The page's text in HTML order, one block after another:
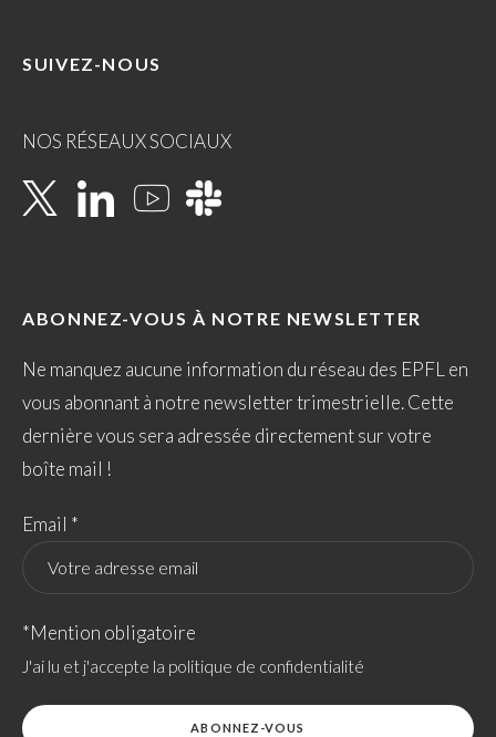
SUIVEZ-NOUS
NOS RÉSEAUX SOCIAUX
ABONNEZ-VOUS À NOTRE NEWSLETTER
Ne manquez aucune information du réseau des EPFL en
vous abonnant à notre newsletter trimestrielle. Cette
dernière vous sera adressée directement sur votre
boîte mail !
Email *
*Mention obligatoire
J'ai lu et j'accepte la politique de confidentialité